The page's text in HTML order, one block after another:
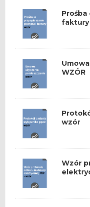
faktury
WZÓR
wzór
Wzór